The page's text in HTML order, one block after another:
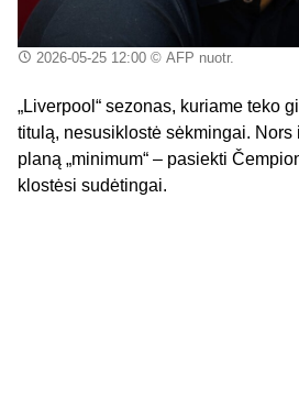
2026-05-25 12:00© AFP nuotr.
„Liverpool“ sezonas, kuriame teko
titulą, nesusiklostė sėkmingai. Nors
planą „minimum“ – pasiekti
klostėsi sudėtingai.